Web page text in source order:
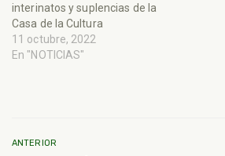
interinatos y suplencias de la
Casa de la Cultura
11 octubre, 2022
En "NOTICIAS"
ANTERIOR